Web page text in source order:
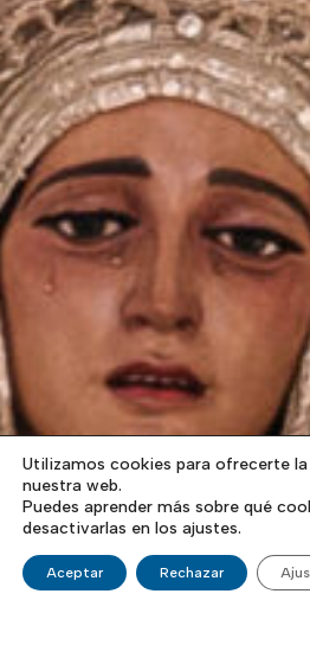
Utilizamos cookies para ofrecerte
nuestra web.
Puedes aprender más sobre qué
desactivarlas en los ajustes.
Aceptar Rechazar